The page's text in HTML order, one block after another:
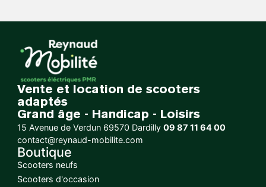
Vente et location de scooters
adaptés
Grand âge - Handicap - Loisirs
15 Avenue de Verdun 69570 Dardilly 09 87 11 64 00
contact@reynaud-mobilite.com
Boutique
Scooters neufs
Scooters d'occasion